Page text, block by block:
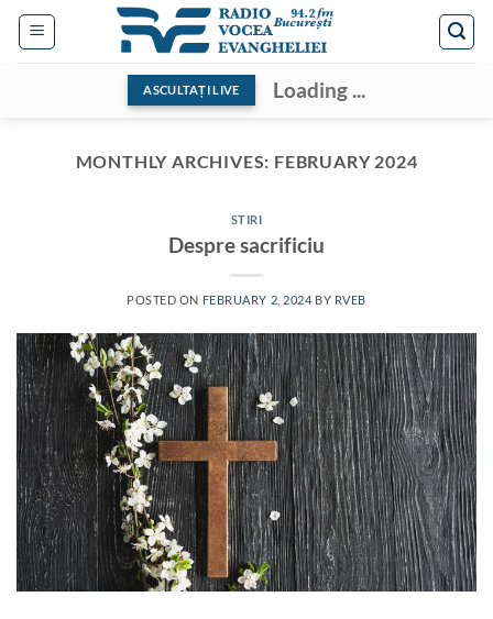
Skip
ASCULTAȚI LIVE Loading ...
MONTHLY ARCHIVES: FEBRUARY 2024
STIRI
Despre sacrificiu
POSTED ON FEBRUARY 2, 2024 BY RVEB